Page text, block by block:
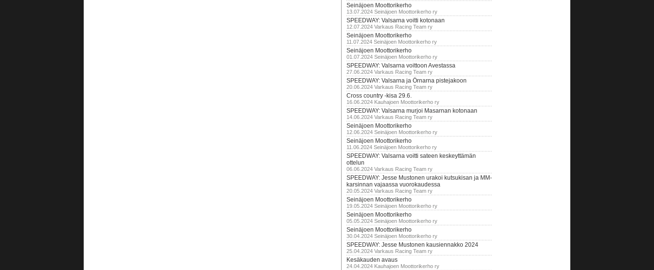
Seinäjoen Moottorikerho
13.07.2024 Seinäjoen Moottorikerho ry
SPEEDWAY: Valsarna voitti kotonaan
12.07.2024 Varkaus Racing Team ry
Seinäjoen Moottorikerho
11.07.2024 Seinäjoen Moottorikerho ry
Seinäjoen Moottorikerho
01.07.2024 Seinäjoen Moottorikerho ry
SPEEDWAY: Valsarna voittoon Avestassa
27.06.2024 Varkaus Racing Team ry
SPEEDWAY: Valsarna ja Örnarna pistejakoon
20.06.2024 Varkaus Racing Team ry
Cross country -kisa 29.6.
16.06.2024 Kauhajoen Moottorikerho ry
SPEEDWAY: Valsarna murjoi Masarnan kotonaan
14.06.2024 Varkaus Racing Team ry
Seinäjoen Moottorikerho
12.06.2024 Seinäjoen Moottorikerho ry
Seinäjoen Moottorikerho
11.06.2024 Seinäjoen Moottorikerho ry
SPEEDWAY: Valsarna voitti sateen keskeyttämän
ottelun
06.06.2024 Varkaus Racing Team ry
SPEEDWAY: Jesse Mustonen urakoi kutsukisan ja MM-
karsinnan vajaassa vuorokaudessa
20.05.2024 Varkaus Racing Team ry
Seinäjoen Moottorikerho
19.05.2024 Seinäjoen Moottorikerho ry
Seinäjoen Moottorikerho
05.05.2024 Seinäjoen Moottorikerho ry
Seinäjoen Moottorikerho
30.04.2024 Seinäjoen Moottorikerho ry
SPEEDWAY: Jesse Mustonen kausiennakko 2024
25.04.2024 Varkaus Racing Team ry
Kesäkauden avaus
24.04.2024 Kauhajoen Moottorikerho ry